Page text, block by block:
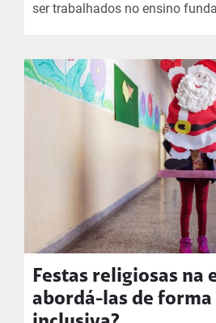
ser trabalhados no ensino
Festas religiosas na
abordá-las de forma